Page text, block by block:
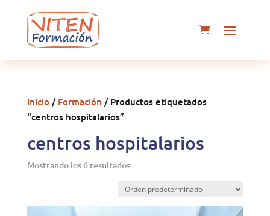
Inicio/ Formación / Productos etiquetados
“centros hospitalarios”
centros hospitalarios
Mostrando los 6 resultados